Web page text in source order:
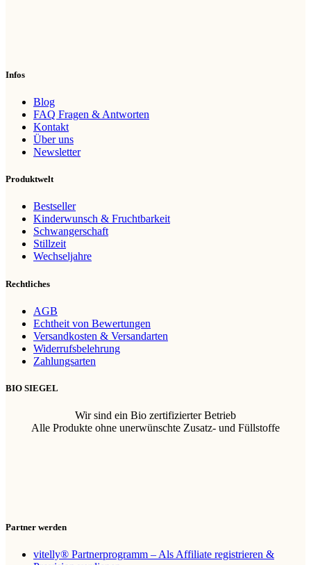
Infos
Blog
FAQ Fragen & Antworten
Kontakt
Über uns
Newsletter
Produktwelt
Bestseller
Kinderwunsch & Fruchtbarkeit
Schwangerschaft
Stillzeit
Wechseljahre
Rechtliches
AGB
Echtheit von Bewertungen
Versandkosten & Versandarten
Widerrufsbelehrung
Zahlungsarten
BIO SIEGEL
Wir sind ein Bio zertifizierter Betrieb
Alle Produkte ohne unerwünschte Zusatz- und Füllstoffe
Partner werden
vitelly® Partnerprogramm – Als Affiliate registrieren &